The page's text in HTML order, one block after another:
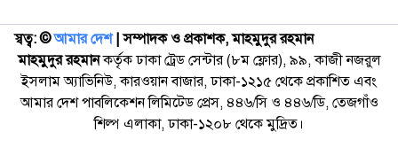
স্বত্ব: ©️আমার দেশ| সম্পাদক ও প্রকাশক, মাহমুদুর রহমান
মাহমুদুর রহমানকর্তৃক ঢাকা ট্রেড সেন্টার (৮ম ফ্লোর), ৯৯, কাজী নজরুল
ইসলাম অ্যাভিনিউ, কারওয়ান বাজার, ঢাকা-১২১৫ থেকে প্রকাশিত এবং
আমার দেশ পাবলিকেশন লিমিটেড প্রেস, ৪৪৬/সি ও ৪৪৬/ডি, তেজগাঁও
শিল্প এলাকা, ঢাকা-১২০৮ থেকে মুদ্রিত।